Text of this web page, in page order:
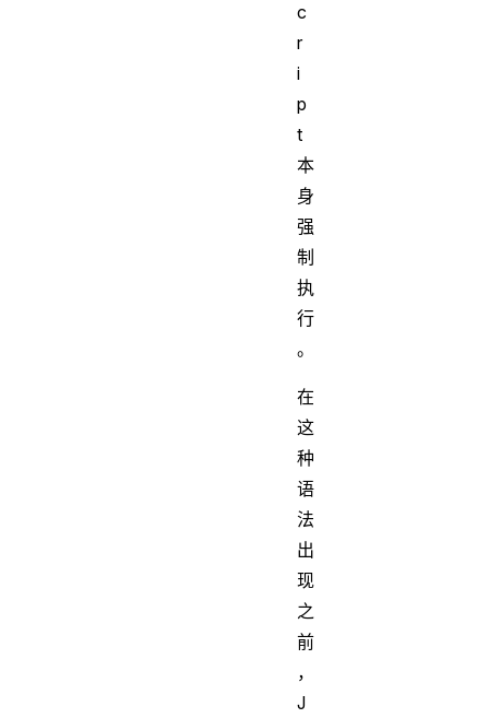
c
r
i
p
t
本
身
强
制
执
行
。
在
这
种
语
法
出
现
之
前
，
J